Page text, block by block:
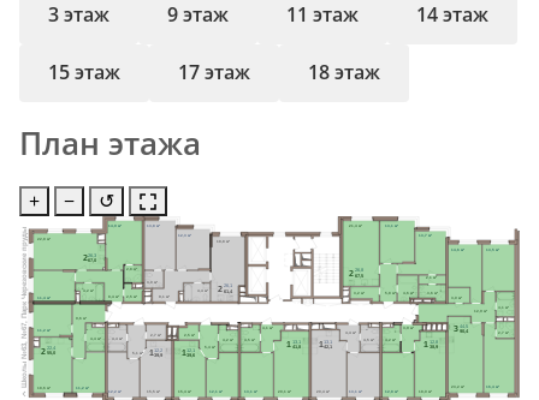
3 этаж 9 этаж 11 этаж 14 этаж
15 этаж 17 этаж 18 этаж
План этажа
+ − ↺
18,8 м²
12,3 м²
9,1 м²
13,8 м²
4,4 м²
3,0 м²
2 26,1
61,4
14,9 м²
2,8 м²
22,8 м²
11,4 м² 2,5 м²
4,2 м²
8,4 м²
226,3
67,0
9,6 м²
18,6 м² 11,2 м²
11,2 м²
4,4 м²
2 22,4
55,0
12,2 м²
4,4 м²
2,7 м²
5,1 м²
15,5 м²
112,2
39,9
4,2 м²
2,5 м²
5,4 м²
15,4 м² 12,1 м²
112,1
39,6
4,1 м²
20,1 м²
13,1 м²
4,5 м² 1 13,1
41,8
4,4 м²
13,1 м²
4,5 м²
20,4 м²
113,1
42,1
3,9 м²
18,0 м²
12,8 м²
4,2 м² 1 12,8
38,9
23,2 м² 16,4 м²
13,5 м²
12,9 м²
2,7 м²
14,6 м²
3,0 м²
4,1 м²
3 44,5
90,4
21,4 м²
13,1 м²
13,7 м²
3,6 м²
2,1 м²
4,6 м²
5,8 м²
3,2 м²
2 26,8
67,5
Школы №63, №67, Парк Черезовские пруды